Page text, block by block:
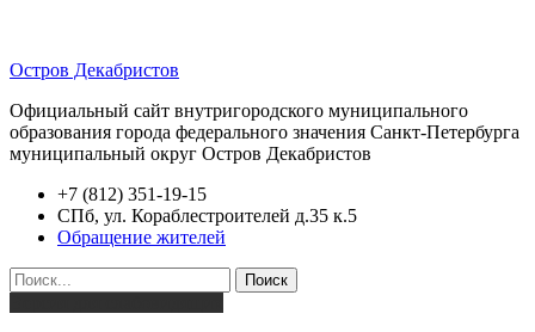
Остров Декабристов
Официальный сайт внутригородского муниципального
образования города федерального значения Санкт-Петербурга
муниципальный округ Остров Декабристов
+7 (812) 351-19-15
СПб, ул. Кораблестроителей д.35 к.5
Обращение жителей
Поиск